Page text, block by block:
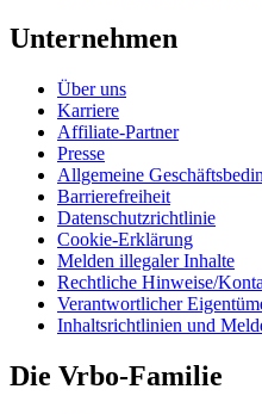
Unternehmen
Über uns
Karriere
Affiliate-Partner
Presse
Allgemeine
Barrierefreiheit
Datenschutzrichtlinie
Cookie-Erklärung
Melden illegaler Inhalte
Rechtliche Hinweise/
Verantwortlicher
Inhaltsrichtlinien und
Die Vrbo-Familie